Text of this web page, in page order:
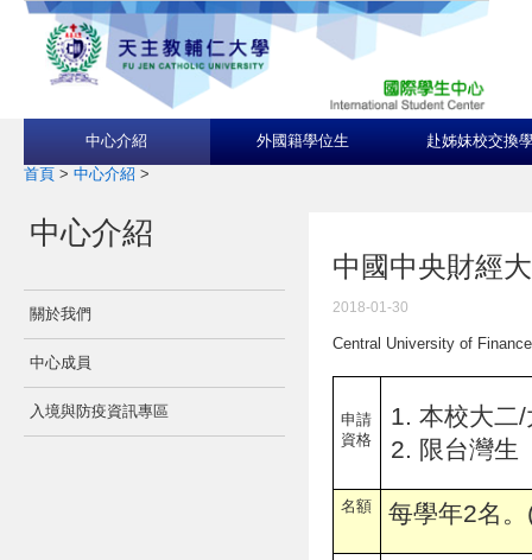
中心介紹 外國籍學位生 赴姊妹校交換
首頁 > 中心介紹 >
中心介紹
關於我們
中心成員
入境與防疫資訊專區
中國中央財經
2018-01-30
Central University of
申請
資格
本校大二
限台灣生
名額 每學年2名。